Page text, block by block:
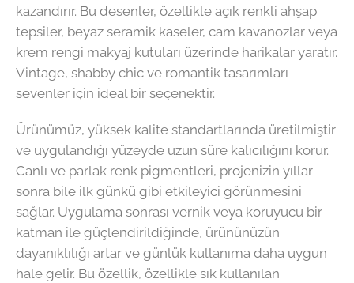
kazandırır. Bu desenler, özellikle açık renkli ahşap
tepsiler, beyaz seramik kaseler, cam kavanozlar veya
krem rengi makyaj kutuları üzerinde harikalar yaratır.
Vintage, shabby chic ve romantik tasarımları
sevenler için ideal bir seçenektir.
Ürünümüz, yüksek kalite standartlarında üretilmiştir
ve uygulandığı yüzeyde uzun süre kalıcılığını korur.
Canlı ve parlak renk pigmentleri, projenizin yıllar
sonra bile ilk günkü gibi etkileyici görünmesini
sağlar. Uygulama sonrası vernik veya koruyucu bir
katman ile güçlendirildiğinde, ürününüzün
dayanıklılığı artar ve günlük kullanıma daha uygun
hale gelir. Bu özellik, özellikle sık kullanılan